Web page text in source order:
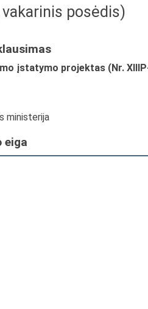
vakarinis posėdis)
įstatymo projektas (Nr.
ministerija
eiga